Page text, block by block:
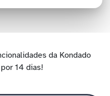
da Kondado
14 dias!